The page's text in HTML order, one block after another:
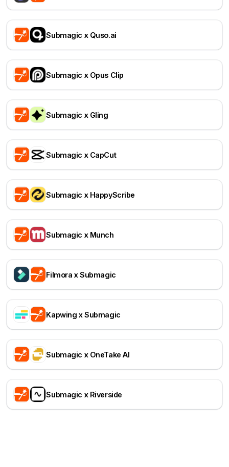
Submagic x Quso.ai
Submagic x Opus Clip
Submagic x Gling
Submagic x CapCut
Submagic x HappyScribe
Submagic x Munch
Filmora x Submagic
Kapwing x Submagic
Submagic x OneTake AI
Submagic x Riverside